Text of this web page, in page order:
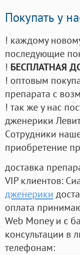
Покупать у
! каждому
последующие
! БЕСПЛАТНАЯ
! оптовым
препарата с
! так же у нас
дженерики
Cотрудники
приобретение
доставка
VIP клиентов:
дженерики
оплата
Web Money и с
консультации в
телефонам: